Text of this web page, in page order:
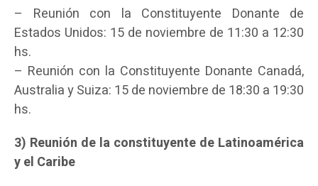
– Reunión con la Constituyente Donante de
Estados Unidos: 15 de noviembre de 11:30 a 12:30
hs.
– Reunión con la Constituyente Donante Canadá,
Australia y Suiza: 15 de noviembre de 18:30 a 19:30
hs.
3) Reunión de la constituyente de Latinoamérica
y el Caribe